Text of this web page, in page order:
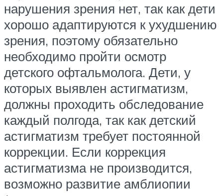
нарушения зрения нет, так как дети
хорошо адаптируются к ухудшению
зрения, поэтому обязательно
необходимо пройти осмотр
детского офтальмолога. Дети, у
которых выявлен астигматизм,
должны проходить обследование
каждый полгода, так как детский
астигматизм требует постоянной
коррекции. Если коррекция
астигматизма не производится,
возможно развитие амблиопии